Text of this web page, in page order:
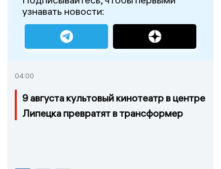
узнавать новости:
04:00
9 августа культовый кинотеатр в центре
Липецка превратят в трансформер